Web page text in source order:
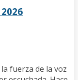
fuerza de la voz